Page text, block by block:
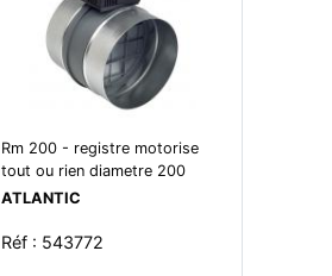
Rm 200 - registre motorise
tout ou rien diametre 200
ATLANTIC
Réf : 543772